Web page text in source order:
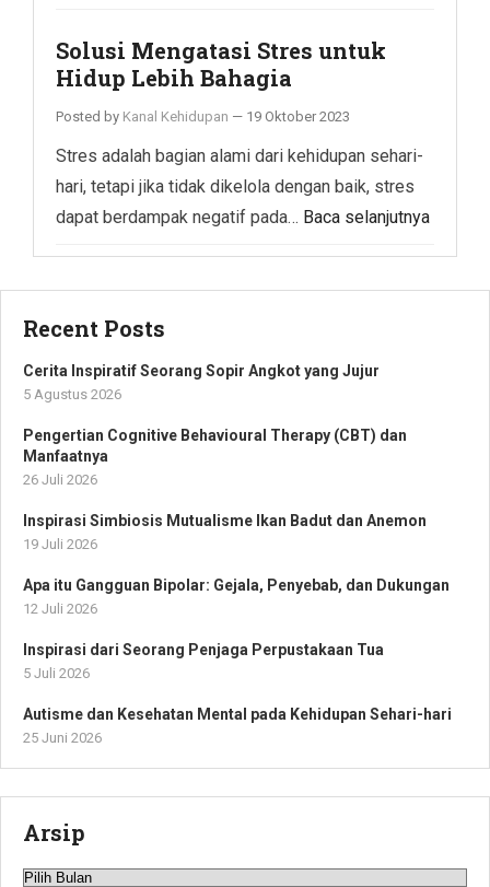
Solusi Mengatasi Stres untuk
Hidup Lebih Bahagia
Posted by Kanal Kehidupan — 19 Oktober 2023
Stres adalah bagian alami dari kehidupan sehari-
hari, tetapi jika tidak dikelola dengan baik, stres
dapat berdampak negatif pada… Baca selanjutnya
Recent Posts
Cerita Inspiratif Seorang Sopir Angkot yang Jujur
5 Agustus 2026
Pengertian Cognitive Behavioural Therapy (CBT) dan
Manfaatnya
26 Juli 2026
Inspirasi Simbiosis Mutualisme Ikan Badut dan Anemon
19 Juli 2026
Apa itu Gangguan Bipolar: Gejala, Penyebab, dan Dukungan
12 Juli 2026
Inspirasi dari Seorang Penjaga Perpustakaan Tua
5 Juli 2026
Autisme dan Kesehatan Mental pada Kehidupan Sehari-hari
25 Juni 2026
Arsip
Arsip